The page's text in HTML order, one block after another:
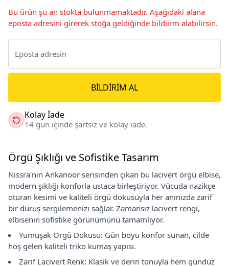
Bu ürün şu an stokta bulunmamaktadır. Aşağıdaki alana
eposta adresini girerek stoğa geldiğinde bildiirm alabilirsin.
BILDIRIM AL
Kolay İade
14 gün içinde şartsız ve kolay iade.
Örgü Şıklığı ve Sofistike Tasarım
Nissra'nın Ankanoor serisinden çıkan bu lacivert örgü elbise,
modern şıklığı konforla ustaca birleştiriyor. Vücuda nazikçe
oturan kesimi ve kaliteli örgü dokusuyla her anınızda zarif
bir duruş sergilemenizi sağlar. Zamansız lacivert rengi,
elbisenin sofistike görünümünü tamamlıyor.
Yumuşak Örgü Dokusu: Gün boyu konfor sunan, cilde
hoş gelen kaliteli triko kumaş yapısı.
Zarif Lacivert Renk: Klasik ve derin tonuyla hem gündüz